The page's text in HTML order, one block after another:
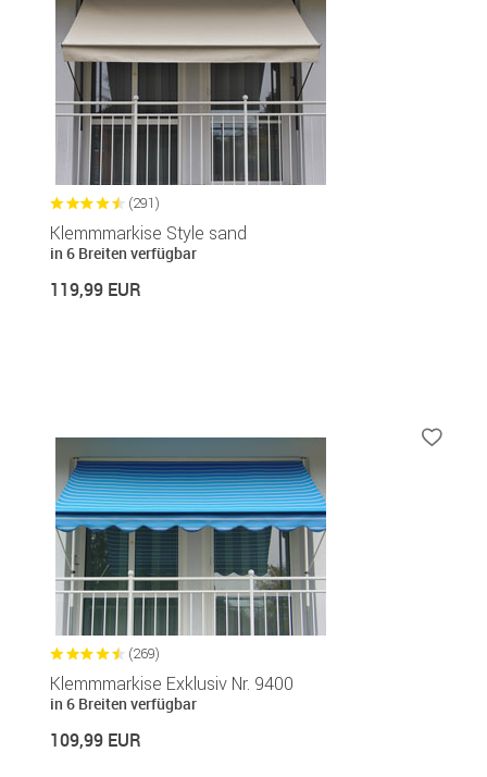
(291)
Klemmmarkise Style sand
in 6 Breiten verfügbar
119,99 EUR
(269)
Klemmmarkise Exklusiv Nr. 9400
in 6 Breiten verfügbar
109,99 EUR